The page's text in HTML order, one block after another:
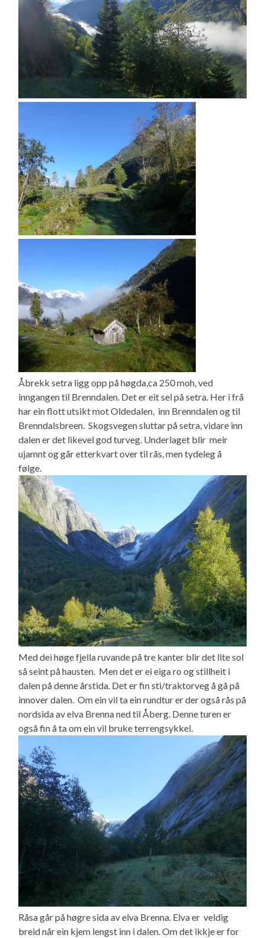
Åbrekk setra ligg opp på høgda,ca 250 moh, ved
inngangen til Brenndalen. Det er eit sel på setra. Her i frå
har ein flott utsikt mot Oldedalen, inn Brenndalen og til
Brenndalsbreen. Skogsvegen sluttar på setra, vidare inn
dalen er det likevel god turveg. Underlaget blir meir
ujamnt og går etterkvart over til rås, men tydeleg å
følge.
Med dei høge fjella ruvande på tre kanter blir det lite sol
så seint på hausten. Men det er ei eiga ro og stillheit i
dalen på denne årstida. Det er fin sti/traktorveg å gå på
innover dalen. Om ein vil ta ein rundtur er der også rås på
nordsida av elva Brenna ned til Åberg. Denne turen er
også fin å ta om ein vil bruke terrengsykkel.
Råsa går på høgre sida av elva Brenna. Elva er veldig
breid når ein kjem lengst inn i dalen. Om det ikkje er for